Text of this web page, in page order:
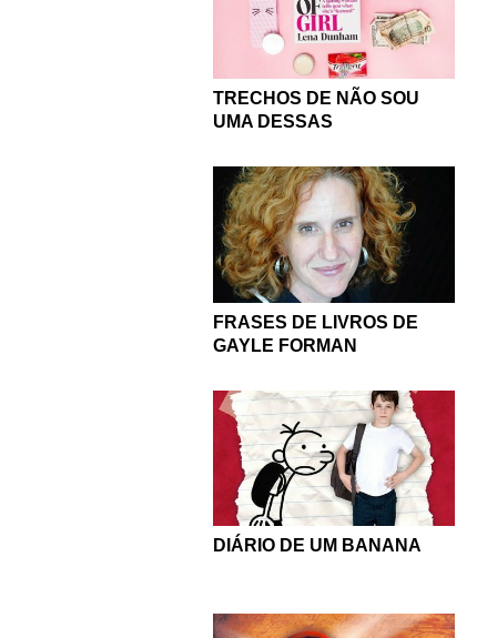
TRECHOS DE NÃO SOU
UMA DESSAS
FRASES DE LIVROS DE
GAYLE FORMAN
DIÁRIO DE UM BANANA